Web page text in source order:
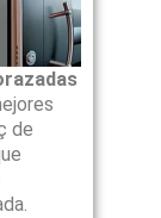
de